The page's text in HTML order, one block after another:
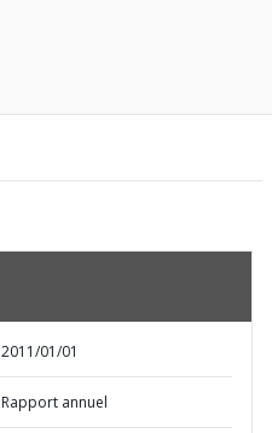
2011/01/01
Rapport annuel